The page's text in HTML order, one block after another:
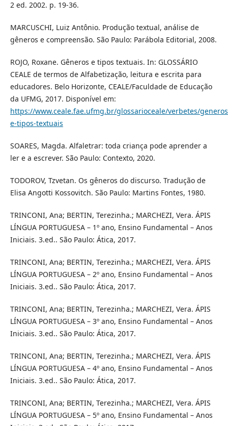
2 ed. 2002. p. 19-36.
MARCUSCHI, Luiz Antônio. Produção textual, análise de
gêneros e compreensão. São Paulo: Parábola Editorial, 2008.
ROJO, Roxane. Gêneros e tipos textuais. In: GLOSSÁRIO
CEALE de termos de Alfabetização, leitura e escrita para
educadores. Belo Horizonte, CEALE/Faculdade de Educação
da UFMG, 2017. Disponível em:
https://www.ceale.fae.ufmg.br/glossarioceale/verbetes/
e-tipos-textuais
SOARES, Magda. Alfaletrar: toda criança pode aprender a
ler e a escrever. São Paulo: Contexto, 2020.
TODOROV, Tzvetan. Os gêneros do discurso. Tradução de
Elisa Angotti Kossovitch. São Paulo: Martins Fontes, 1980.
TRINCONI, Ana; BERTIN, Terezinha.; MARCHEZI, Vera. ÁPIS
LÍNGUA PORTUGUESA – 1º ano, Ensino Fundamental – Anos
Iniciais. 3.ed.. São Paulo: Ática, 2017.
TRINCONI, Ana; BERTIN, Terezinha.; MARCHEZI, Vera. ÁPIS
LÍNGUA PORTUGUESA – 2º ano, Ensino Fundamental – Anos
Iniciais. 3.ed.. São Paulo: Ática, 2017.
TRINCONI, Ana; BERTIN, Terezinha.; MARCHEZI, Vera. ÁPIS
LÍNGUA PORTUGUESA – 3º ano, Ensino Fundamental – Anos
Iniciais. 3.ed.. São Paulo: Ática, 2017.
TRINCONI, Ana; BERTIN, Terezinha.; MARCHEZI, Vera. ÁPIS
LÍNGUA PORTUGUESA – 4º ano, Ensino Fundamental – Anos
Iniciais. 3.ed.. São Paulo: Ática, 2017.
TRINCONI, Ana; BERTIN, Terezinha.; MARCHEZI, Vera. ÁPIS
LÍNGUA PORTUGUESA – 5º ano, Ensino Fundamental – Anos